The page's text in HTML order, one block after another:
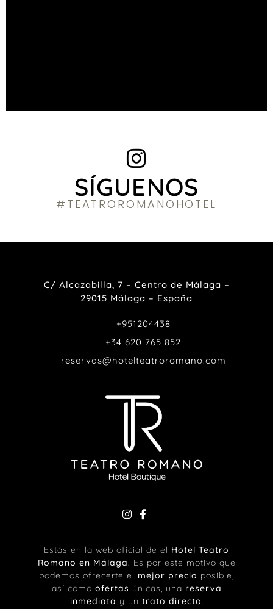
SÍGUENOS
#TEATROROMANOHOTEL
C/ Alcazabilla, 7 – Centro de Málaga –
29015 Málaga – España
+951204438
+34 620 765 852
reservas@hotelteatroromano.com
Estás en la web oficial de el Hotel Teatro
Romano en Málaga. Es por este motivo que
podemos ofrecerte el mejor precio posible,
así como ofertas únicas, una reserva
inmediata y un trato directo.